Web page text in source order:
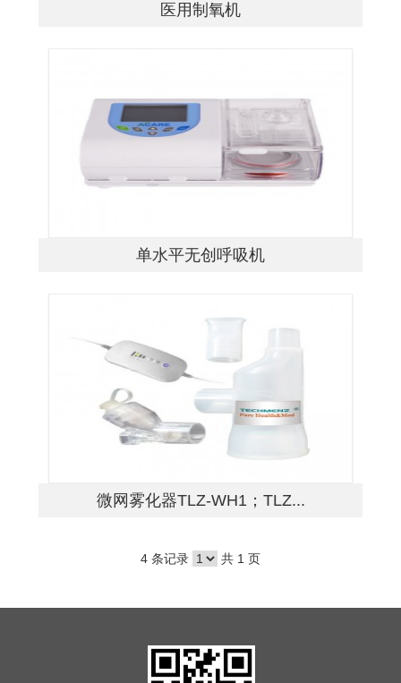
医用制氧机
单水平无创呼吸机
微网雾化器TLZ-WH1；TLZ...
4 条记录 共 1 页